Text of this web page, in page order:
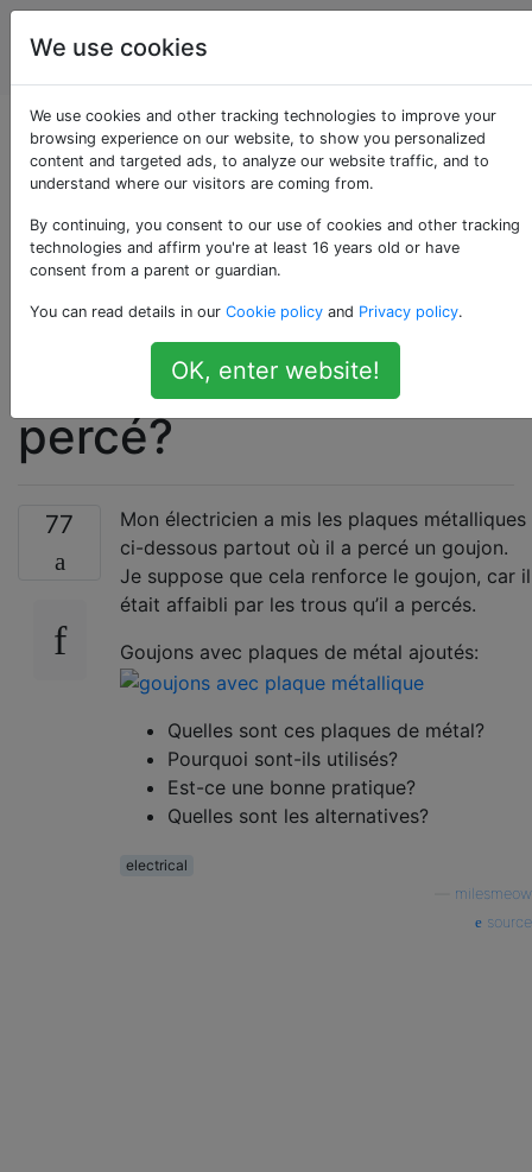
Amélioration
de l'habitat
Pourquoi mon
électricien a-t-il mis
des plaques
métalliques partout
où le goujon est
percé?
77
Mon électricien a mis les plaques métalliques
ci-dessous partout où il a percé un goujon.
Je suppose que cela renforce le goujon, car il
était affaibli par les trous qu’il a percés.
Goujons avec plaques de métal ajoutés:
Quelles sont ces plaques de métal?
Pourquoi sont-ils utilisés?
Est-ce une bonne pratique?
Quelles sont les alternatives?
electrical
milesmeow
source
We use cookies
We use cookies and other tracking technologies to improve your
browsing experience on our website, to show you personalized
content and targeted ads, to analyze our website traffic, and to
understand where our visitors are coming from.
By continuing, you consent to our use of cookies and other tracking
technologies and affirm you're at least 16 years old or have
consent from a parent or guardian.
You can read details in our Cookie policy and Privacy policy.
OK, enter website!